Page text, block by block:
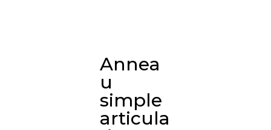
Annea
u
simple
articula